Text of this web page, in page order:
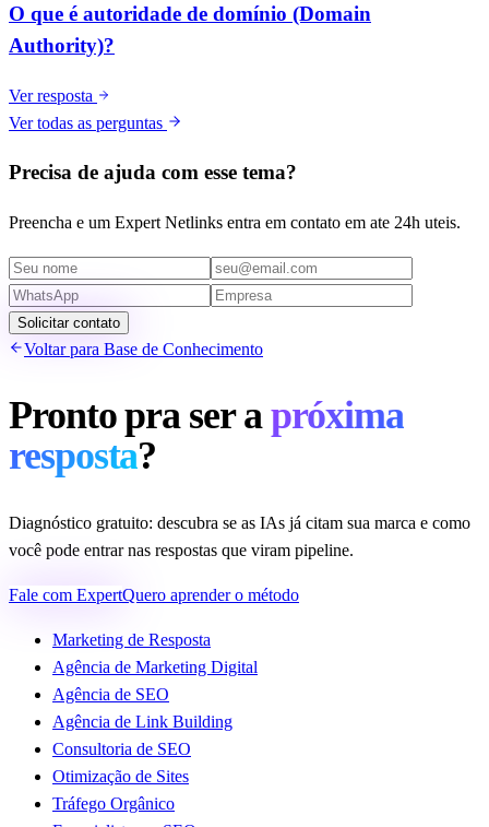
O que é autoridade de domínio (Domain
Authority)?
Ver resposta
Ver todas as perguntas
Precisa de ajuda com esse tema?
Preencha e um Expert Netlinks entra em contato em ate 24h uteis.
Solicitar contato
Voltar para Base de Conhecimento
Pronto pra ser a próxima
resposta?
Diagnóstico gratuito: descubra se as IAs já citam sua marca e como
você pode entrar nas respostas que viram pipeline.
Fale com ExpertQuero aprender o método
Marketing de Resposta
Agência de Marketing Digital
Agência de SEO
Agência de Link Building
Consultoria de SEO
Otimização de Sites
Tráfego Orgânico